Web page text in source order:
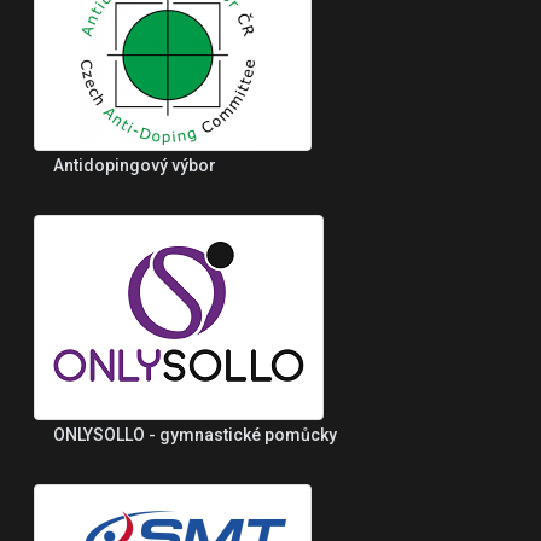
Antidopingový výbor
ONLYSOLLO - gymnastické pomůcky